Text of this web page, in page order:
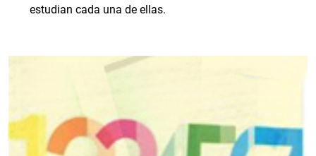
estudian cada una de ellas.